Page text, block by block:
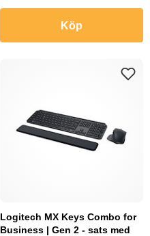
Köp
Logitech MX Keys Combo for
Business | Gen 2 - sats med